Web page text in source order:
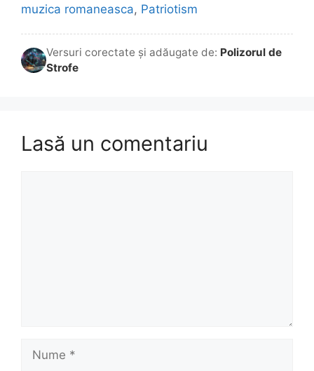
muzica romaneasca, Patriotism
Versuri corectate și adăugate de: Polizorul de
Strofe
Lasă un comentariu
Nume